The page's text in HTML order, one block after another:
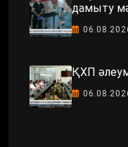
дамыту
ҚХП